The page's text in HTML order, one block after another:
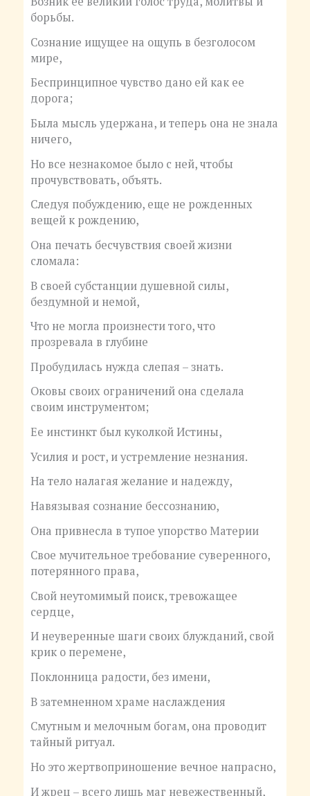
борьбы.
Сознание ищущее на ощупь в безголосом
мире,
Беспринципное чувство дано ей как ее
дорога;
Была мысль удержана, и теперь она не знала
ничего,
Но все незнакомое было с ней, чтобы
прочувствовать, объять.
Следуя побуждению, еще не рожденных
вещей к рождению,
Она печать бесчувствия своей жизни
сломала:
В своей субстанции душевной силы,
бездумной и немой,
Что не могла произнести того, что
прозревала в глубине
Пробудилась нужда слепая – знать.
Оковы своих ограничений она сделала
своим инструментом;
Ее инстинкт был куколкой Истины,
Усилия и рост, и устремление незнания.
На тело налагая желание и надежду,
Навязывая сознание бессознанию,
Она привнесла в тупое упорство Материи
Свое мучительное требование суверенного,
потерянного права,
Свой неутомимый поиск, тревожащее
сердце,
И неуверенные шаги своих блужданий, свой
крик о перемене,
Поклонница радости, без имени,
В затемненном храме наслаждения
Смутным и мелочным богам, она проводит
тайный ритуал.
Но это жертвоприношение вечное напрасно,
И жрец – всего лишь маг невежественный,